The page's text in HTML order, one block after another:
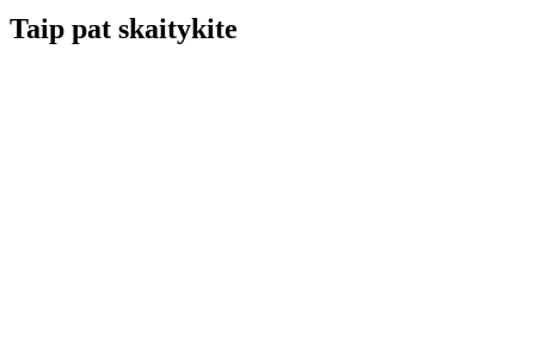
Taip pat skaitykite